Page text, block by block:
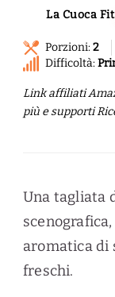
La Cuoca Fit
Porzioni:2
Difficoltà:
Link affiliati
più e supporti
Una tagliata
aromatica di
freschi.